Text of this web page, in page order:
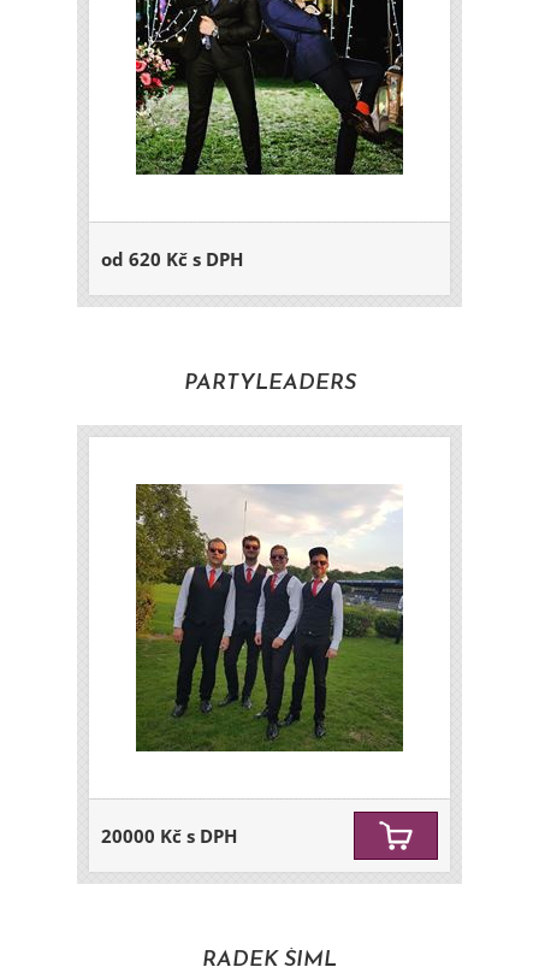
od 620 Kč s DPH
PARTYLEADERS
20000 Kč s DPH
RADEK ŠIML